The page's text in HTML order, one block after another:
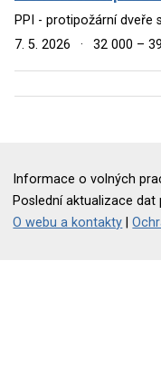
PPI - protipožární dveře
7. 5. 2026
· 32 000 –
Informace o volných
Poslední aktualizace dat
O webu a kontakty |